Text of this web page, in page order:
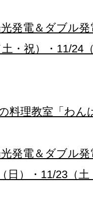
光発電＆ダブル
・祝）・11/24
料理教室「わ
光発電＆ダブル
日）・11/23（土